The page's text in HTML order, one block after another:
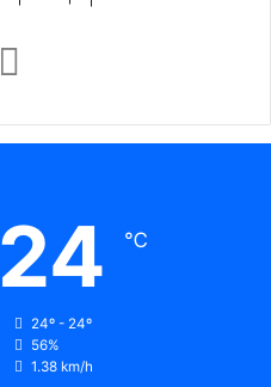
24 ℃
24º - 24º
56%
1.38 km/h